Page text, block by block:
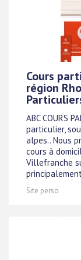
Cours
région
ABC COURS
particulier,
alpes.. Nous
cours à
Villefranche
Site perso